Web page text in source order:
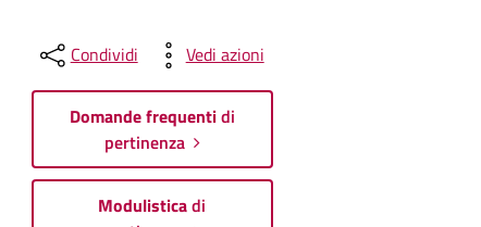
Condividi Vedi azioni
Domande frequentidi
pertinenza
Modulisticadi